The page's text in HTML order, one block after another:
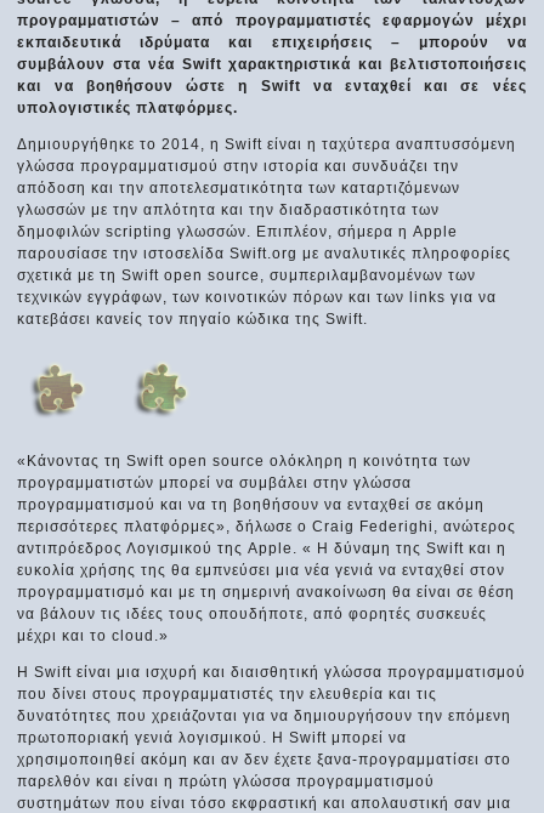
προγραμματιστών – από προγραμματιστές εφαρμογών μέχρι
εκπαιδευτικά ιδρύματα και επιχειρήσεις – μπορούν να
συμβάλουν στα νέα Swift χαρακτηριστικά και βελτιστοποιήσεις
και να βοηθήσουν ώστε η Swift να ενταχθεί και σε νέες
υπολογιστικές πλατφόρμες.
Δημιουργήθηκε το 2014, η Swift είναι η ταχύτερα αναπτυσσόμενη
γλώσσα προγραμματισμού στην ιστορία και συνδυάζει την
απόδοση και την αποτελεσματικότητα των καταρτιζόμενων
γλωσσών με την απλότητα και την διαδραστικότητα των
δημοφιλών scripting γλωσσών. Επιπλέον, σήμερα η Apple
παρουσίασε την ιστοσελίδα Swift.org με αναλυτικές πληροφορίες
σχετικά με τη Swift open source, συμπεριλαμβανομένων των
τεχνικών εγγράφων, των κοινοτικών πόρων και των links για να
κατεβάσει κανείς τον πηγαίο κώδικα της Swift.
«Κάνοντας τη Swift open source ολόκληρη η κοινότητα των
προγραμματιστών μπορεί να συμβάλει στην γλώσσα
προγραμματισμού και να τη βοηθήσουν να ενταχθεί σε ακόμη
περισσότερες πλατφόρμες», δήλωσε ο Craig Federighi, ανώτερος
αντιπρόεδρος Λογισμικού της Apple. « Η δύναμη της Swift και η
ευκολία χρήσης της θα εμπνεύσει μια νέα γενιά να ενταχθεί στον
προγραμματισμό και με τη σημερινή ανακοίνωση θα είναι σε θέση
να βάλουν τις ιδέες τους οπουδήποτε, από φορητές συσκευές
μέχρι και το cloud.»
Η Swift είναι μια ισχυρή και διαισθητική γλώσσα προγραμματισμού
που δίνει στους προγραμματιστές την ελευθερία και τις
δυνατότητες που χρειάζονται για να δημιουργήσουν την επόμενη
πρωτοποριακή γενιά λογισμικού. Η Swift μπορεί να
χρησιμοποιηθεί ακόμη και αν δεν έχετε ξανα-προγραμματίσει στο
παρελθόν και είναι η πρώτη γλώσσα προγραμματισμού
συστημάτων που είναι τόσο εκφραστική και απολαυστική σαν μια